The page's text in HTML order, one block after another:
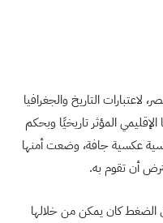
لاعتبارات التاريخ والجغرافيا
المؤثر تاريخيًا وبحكم
عكسية جافة، وضعت أمنها
أن تقوم به.
كان يمكن من خلالها